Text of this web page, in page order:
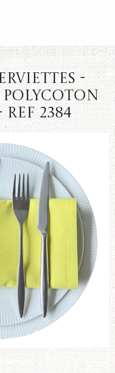
-
polycoton
2384